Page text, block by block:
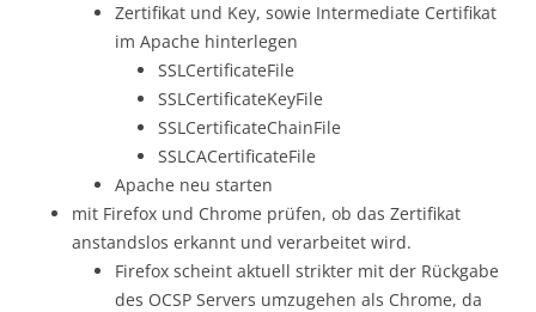
Zertifikat und Key, sowie Intermediate Certifikat
im Apache hinterlegen
SSLCertificateFile
SSLCertificateKeyFile
SSLCertificateChainFile
SSLCACertificateFile
Apache neu starten
mit Firefox und Chrome prüfen, ob das Zertifikat
anstandslos erkannt und verarbeitet wird.
Firefox scheint aktuell strikter mit der Rückgabe
des OCSP Servers umzugehen als Chrome, da